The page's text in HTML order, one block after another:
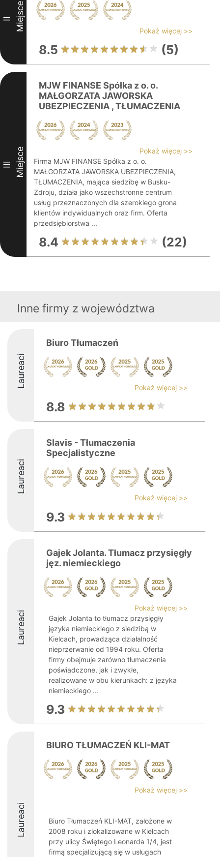
II Miejsce Pokaż więcej >>
8.5 (5)
III Miejsce
MJW FINANSE Spółka z o. o.
MAŁGORZATA JAWORSKA
UBEZPIECZENIA , TŁUMACZENIA
Pokaż więcej >>
Firma MJW FINANSE Spółka z o. o.
MAŁGORZATA JAWORSKA UBEZPIECZENIA,
TŁUMACZENIA, mająca siedzibę w Busku-
Zdroju, działa jako wszechstronne centrum
usług przeznaczonych dla szerokiego grona
klientów indywidualnych oraz firm. Oferta
przedsiębiorstwa ...
8.4 (22)
Inne firmy z województwa
Laureaci
Biuro Tłumaczeń
Pokaż więcej >>
8.8
Laureaci
Slavis - Tłumaczenia
Specjalistyczne
Pokaż więcej >>
9.3
Laureaci
Gajek Jolanta. Tłumacz przysięgły
jęz. niemieckiego
Pokaż więcej >>
Gajek Jolanta to tłumacz przysięgły
języka niemieckiego z siedzibą w
Kielcach, prowadząca działalność
nieprzerwanie od 1994 roku. Oferta
firmy obejmuje zarówno tłumaczenia
poświadczone, jak i zwykłe,
realizowane w obu kierunkach: z języka
niemieckiego ...
9.3
Laureaci
BIURO TŁUMACZEŃ KLI-MAT
Pokaż więcej >>
Biuro Tłumaczeń KLI-MAT, założone w
2008 roku i zlokalizowane w Kielcach
przy ulicy Świętego Leonarda 1/4, jest
firmą specjalizującą się w usługach